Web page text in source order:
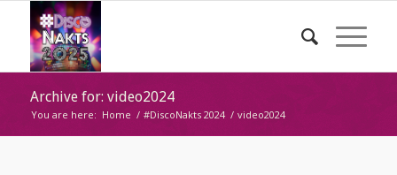
Archive for: video2024
You are here: Home / #DiscoNakts 2024 / video2024